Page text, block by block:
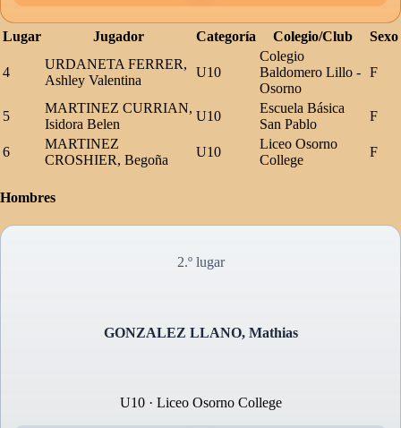
Lugar Jugador Categoría Colegio/Club Sexo
4
URDANETA FERRER,
Ashley Valentina
U10
Colegio
Baldomero Lillo -
Osorno
F
5
MARTINEZ CURRIAN,
Isidora Belen
U10
Escuela Básica
San Pablo
F
6
MARTINEZ
CROSHIER, Begoña
U10
Liceo Osorno
College
F
Hombres
2.º lugar
GONZALEZ LLANO, Mathias
U10 · Liceo Osorno College